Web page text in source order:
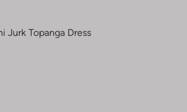
Jurk Topanga Dress